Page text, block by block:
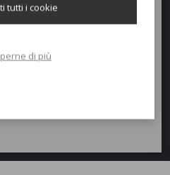
tutti i cookie
di più